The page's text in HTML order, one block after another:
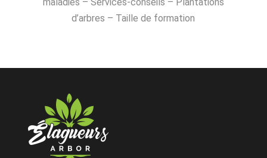
d’arbres – Taille de formation